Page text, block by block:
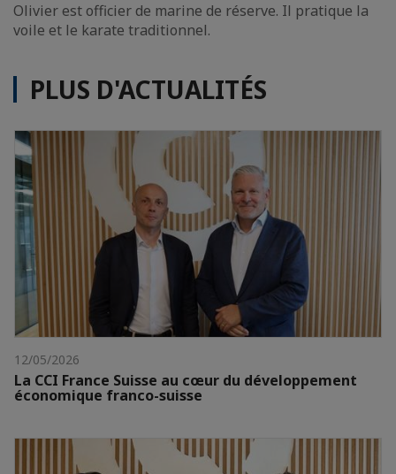
Olivier est officier de marine de réserve. Il pratique la
voile et le karate traditionnel.
PLUS D'ACTUALITÉS
12/05/2026
La CCI France Suisse au cœur du développement
économique franco-suisse